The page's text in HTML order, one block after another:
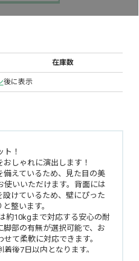
在庫数
後に表示
ト！
しゃれに演出します！
備えているため、見た目の美
使いいただけます。背面には
けているため、壁にぴった
整います。
約10kgまで対応する安心の耐
部の有無が選択可能で、お
て柔軟に対応できます。
後7日以内となります。